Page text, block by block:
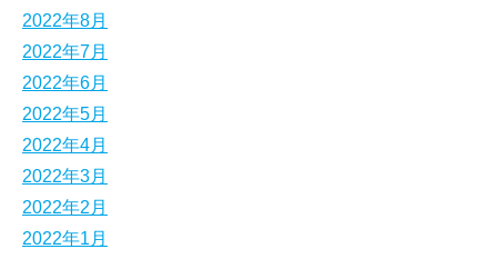
2022年8月
2022年7月
2022年6月
2022年5月
2022年4月
2022年3月
2022年2月
2022年1月